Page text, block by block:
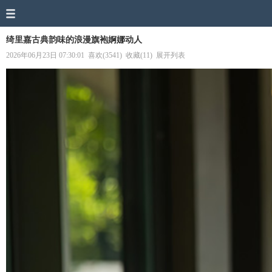
绮里嘉古典韵味的浪漫旗袍婀娜动人
2026年06月23日 07:30:01 喜欢(3541) 收藏(11) 展开列表